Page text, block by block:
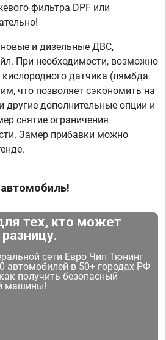
фильтра DPF или
и дизельные ДВС,
При необходимости, возможно
кислородного датчика (лямбда
что позволяет сэкономить на
другие дополнительные опции и
снятие ограничения
Замер прибавки можно
тех, кто может
сети Евро Чип Тюнинг
автомобилей в 50+ городах РФ
получить безопасный
машины!